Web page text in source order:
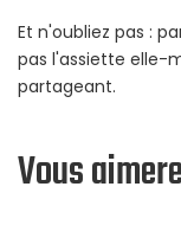
Et n'oubliez pas :
pas l'assiette elle-
partageant.
Vous